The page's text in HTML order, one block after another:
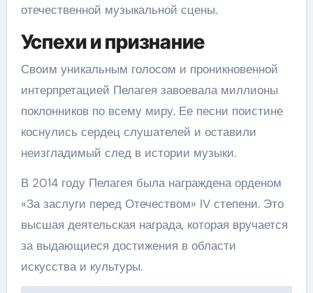
отечественной музыкальной сцены.
Успехи и признание
Своим уникальным голосом и проникновенной
интерпретацией Пелагея завоевала миллионы
поклонников по всему миру. Ее песни поистине
коснулись сердец слушателей и оставили
неизгладимый след в истории музыки.
В 2014 году Пелагея была награждена орденом
«За заслуги перед Отечеством» IV степени. Это
высшая деятельская награда, которая вручается
за выдающиеся достижения в области
искусства и культуры.